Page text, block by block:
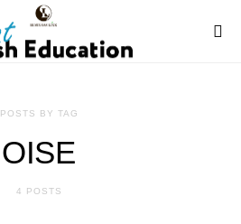
POSTS BY TAG
OISE
4 POSTS